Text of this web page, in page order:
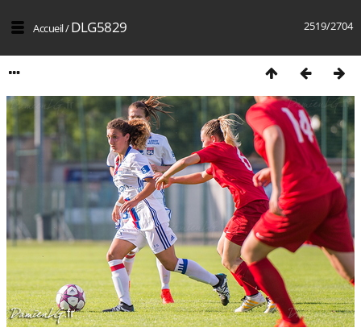
2519/2704
Accueil/DLG5829